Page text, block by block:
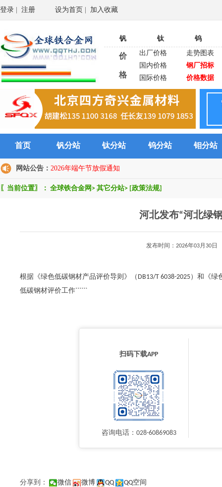
登录 注册 设为首页 加入收藏
钒 钛 钨
价
格
出厂价格
走势图表
国内价格
钢厂招标
国际价格
价格数据
首页 钒分站 钛分站 钨分站 钼分站
网站公告： 2026年端午节放假通知
〖当前位置〗： 全球铁合金网 > 其它分站> [政策法规]
河北发布“河北绿
发布时间：2026年03月30
根据《绿色低碳钢材产品评价导则》（DB13/T 6038-2025）和《
低碳钢材评价工作``````
扫码下载APP
咨询电话：028-60869083
分享到： 微信 微博 QQ QQ空间